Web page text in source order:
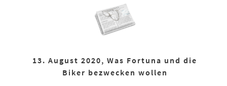
13. August 2020, Was Fortuna und die
Biker bezwecken wollen